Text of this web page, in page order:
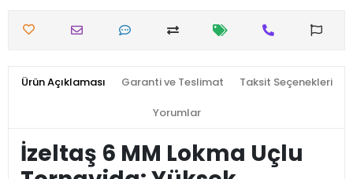
Ürün Açıklaması Garanti ve Teslimat Taksit Seçenekleri
Yorumlar
İzeltaş 6 MM Lokma Uçlu